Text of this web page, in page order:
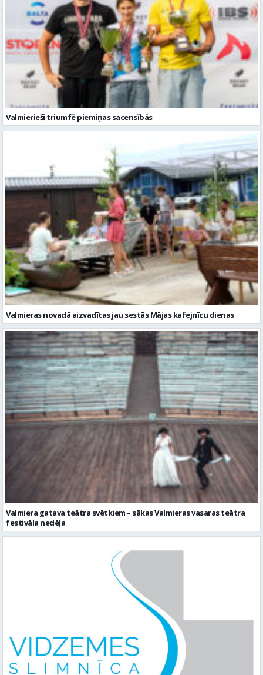
Valmierieši triumfē piemiņas sacensībās
Valmieras novadā aizvadītas jau sestās Mājas kafejnīcu dienas
Valmiera gatava teātra svētkiem – sākas Valmieras vasaras teātra
festivāla nedēļa